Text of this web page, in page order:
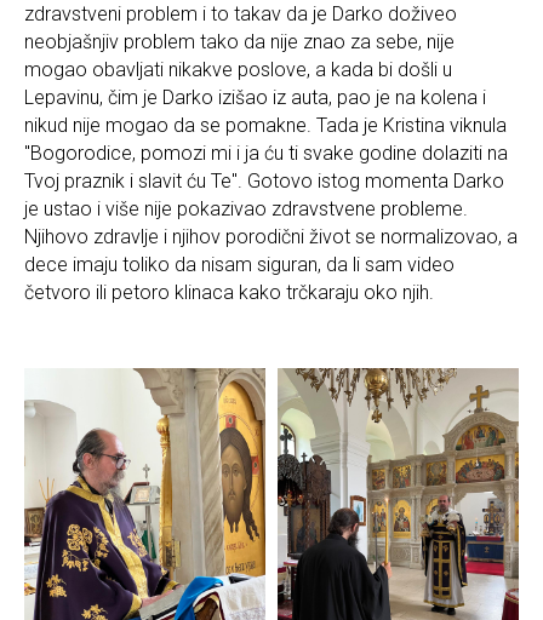
zdravstveni problem i to takav da je Darko doživeo
neobjašnjiv problem tako da nije znao za sebe, nije
mogao obavljati nikakve poslove, a kada bi došli u
Lepavinu, čim je Darko izišao iz auta, pao je na kolena i
nikud nije mogao da se pomakne. Tada je Kristina viknula
"Bogorodice, pomozi mi i ja ću ti svake godine dolaziti na
Tvoj praznik i slavit ću Te". Gotovo istog momenta Darko
je ustao i više nije pokazivao zdravstvene probleme.
Njihovo zdravlje i njihov porodični život se normalizovao, a
dece imaju toliko da nisam siguran, da li sam video
četvoro ili petoro klinaca kako trčkaraju oko njih.